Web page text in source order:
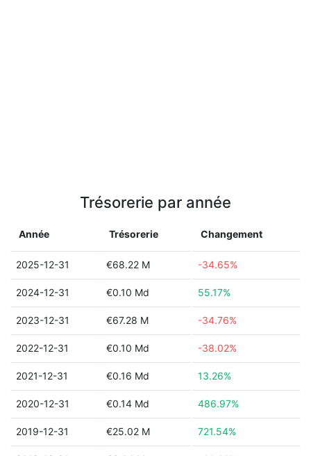
Trésorerie par année
Année Trésorerie Changement
2025-12-31 €68.22 M -34.65%
2024-12-31 €0.10 Md 55.17%
2023-12-31 €67.28 M -34.76%
2022-12-31 €0.10 Md -38.02%
2021-12-31 €0.16 Md 13.26%
2020-12-31 €0.14 Md 486.97%
2019-12-31 €25.02 M 721.54%